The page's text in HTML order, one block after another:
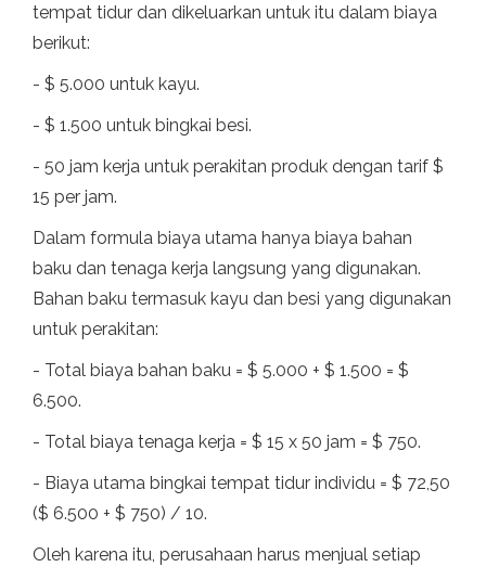
tempat tidur dan dikeluarkan untuk itu dalam biaya
berikut:
- $ 5.000 untuk kayu.
- $ 1.500 untuk bingkai besi.
- 50 jam kerja untuk perakitan produk dengan tarif $
15 per jam.
Dalam formula biaya utama hanya biaya bahan
baku dan tenaga kerja langsung yang digunakan.
Bahan baku termasuk kayu dan besi yang digunakan
untuk perakitan:
- Total biaya bahan baku = $ 5.000 + $ 1.500 = $
6.500.
- Total biaya tenaga kerja = $ 15 x 50 jam = $ 750.
- Biaya utama bingkai tempat tidur individu = $ 72,50
($ 6.500 + $ 750) / 10.
Oleh karena itu, perusahaan harus menjual setiap